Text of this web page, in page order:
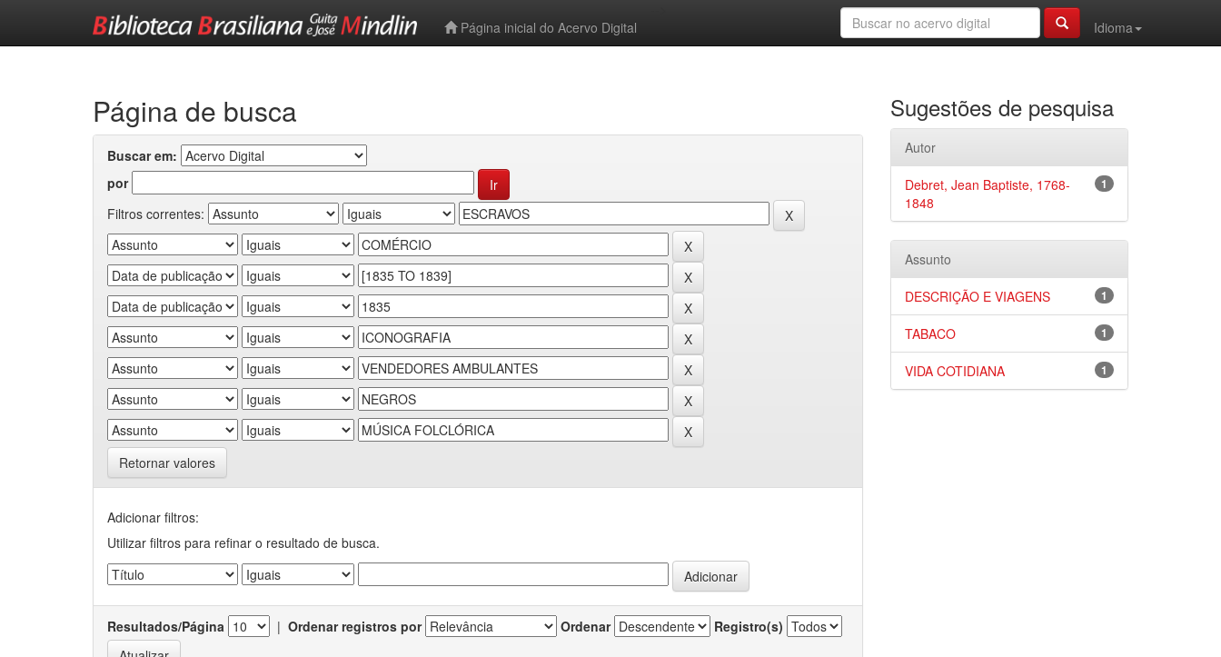
Página inicial do Acervo Digital
Idioma
Página de busca
Buscar em:
por
Filtros correntes:
Retornar valores
Adicionar filtros:
Utilizar filtros para refinar o resultado de busca.
Resultados/Página | Ordenar registros por Ordenar Registro(s)
Sugestões de pesquisa
Autor
1
Debret, Jean Baptiste, 1768-
1848
Assunto
1
DESCRIÇÃO E VIAGENS
1
TABACO
1
VIDA COTIDIANA